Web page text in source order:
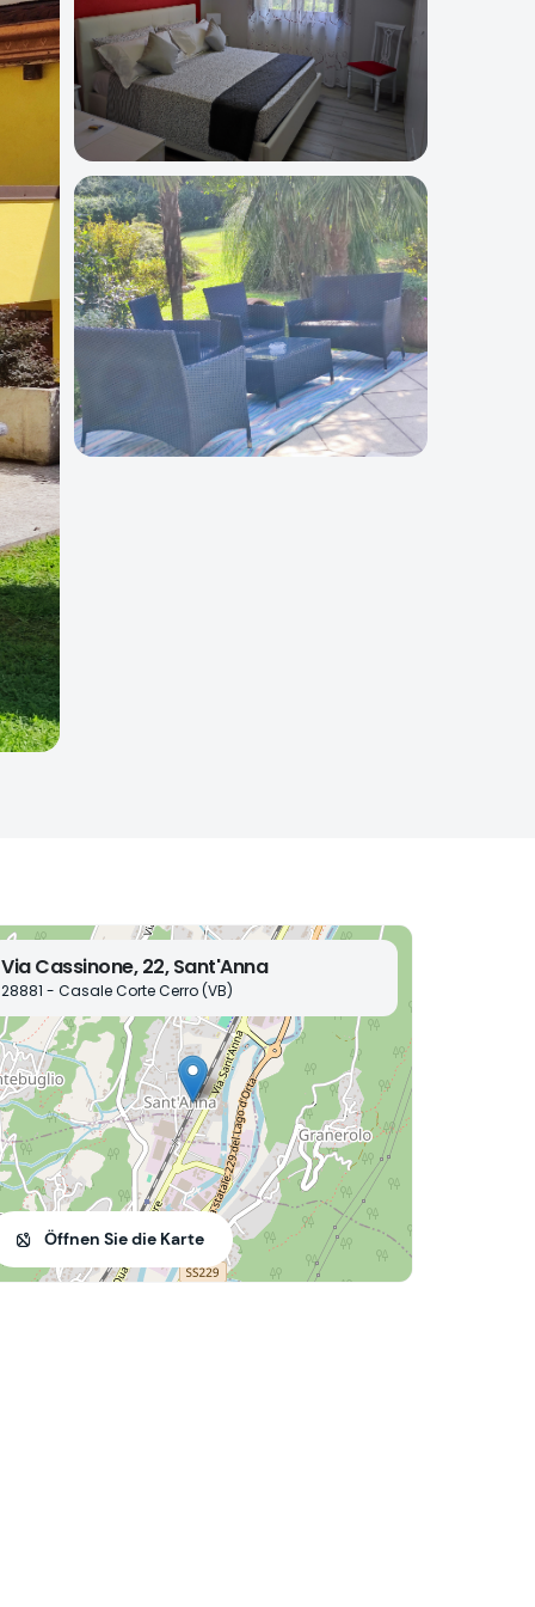
Via Cassinone, 22, Sant'Anna
28881 - Casale Corte Cerro (VB)
Öffnen Sie die Karte